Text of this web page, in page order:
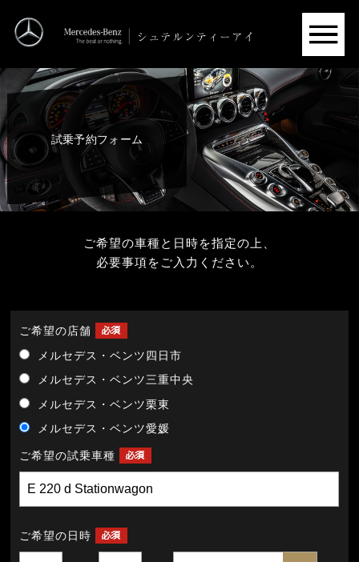
試乗予約フォーム
ご希望の車種と日時を指定の上、
必要事項をご入力ください。
ご希望の店舗
メルセデス・ベンツ四日市
メルセデス・ベンツ三重中央
メルセデス・ベンツ栗東
メルセデス・ベンツ愛媛
ご希望の試乗車種
ご希望の日時